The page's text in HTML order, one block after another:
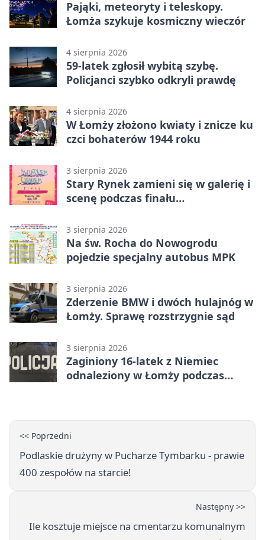
Pająki, meteoryty i teleskopy.
Łomża szykuje kosmiczny wieczór
4 sierpnia 2026
59-latek zgłosił wybitą szybę.
Policjanci szybko odkryli prawdę
4 sierpnia 2026
W Łomży złożono kwiaty i znicze ku
czci bohaterów 1944 roku
3 sierpnia 2026
Stary Rynek zamieni się w galerię i
scenę podczas finału
3 sierpnia 2026
Na św. Rocha do Nowogrodu
pojedzie specjalny autobus MPK
3 sierpnia 2026
Zderzenie BMW i dwóch hulajnóg w
Łomży. Sprawę rozstrzygnie sąd
3 sierpnia 2026
Zaginiony 16-latek z Niemiec
odnaleziony w Łomży podczas
<< Poprzedni
Podlaskie drużyny w Pucharze Tymbarku - prawie
400 zespołów na starcie!
Następny >>
Ile kosztuje miejsce na cmentarzu komunalnym